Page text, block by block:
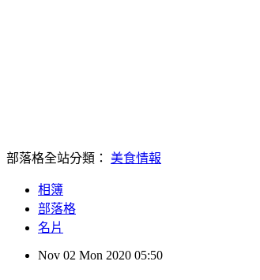
部落格全站分類： 美食情報
相簿
部落格
名片
Nov 02 Mon 2020 05:50